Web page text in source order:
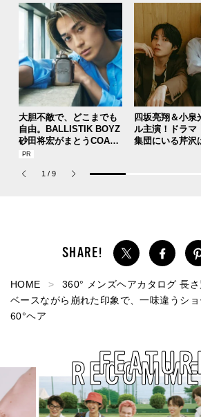
大胆不敵で、どこまでも
自由。BALLISTIK BOYZ
砂田将宏がまとうCOACH
の新作フレグランス「コ
パルファム」
四坂亮翔＆小泉
ル主演！ドラマ
集団にいる芹沢
1 / 9
HOME 360° メンズヘアカタログ 長
ベースながら崩れた印象で、一味違うシ
60°ヘア